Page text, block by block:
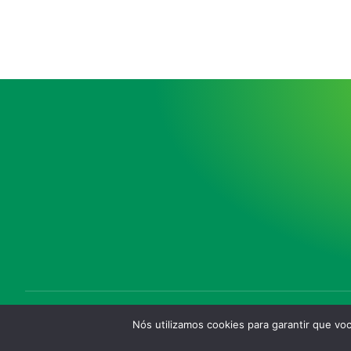
Copyright © 2025. Desenvolvido por Rodrigo Gonçalves
Nós utilizamos cookies para garantir que